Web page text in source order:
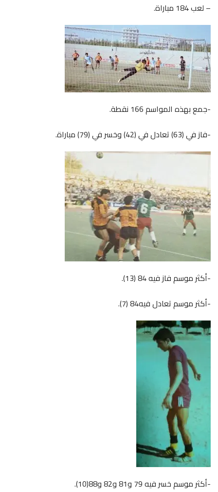
– لعب 184 مباراة.
-جمع بهذه المواسم 166 نقطة.
-فاز في (63) تعادل في (42) وخسر في (79) مباراة.
-أكثر موسم فاز فيه 84 (13).
-أكثر موسم تعادل فيه84 (7).
-أكثر موسم خسر فيه 79 و81 و82 و88(10).